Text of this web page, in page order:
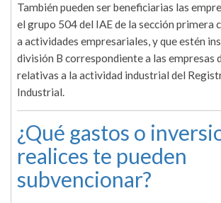
También pueden ser beneficiarias las
el grupo 504 del IAE de la sección primera
a actividades empresariales, y que estén
división B correspondiente a las empresas
relativas a la actividad industrial del
Industrial.
¿Qué gastos o
realices te pueden
subvencionar?